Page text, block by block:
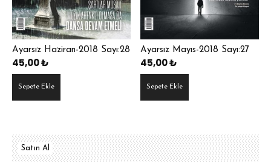
Ayarsız Haziran-2018 Sayı:28
45,00₺
Sepete Ekle
Ayarsız Mayıs-2018 Sayı:27
45,00₺
Sepete Ekle
Satın Al